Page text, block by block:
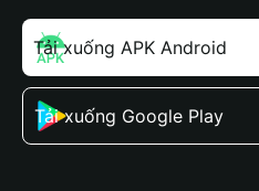
Tải xuống APK Android
Tải xuống Google Play